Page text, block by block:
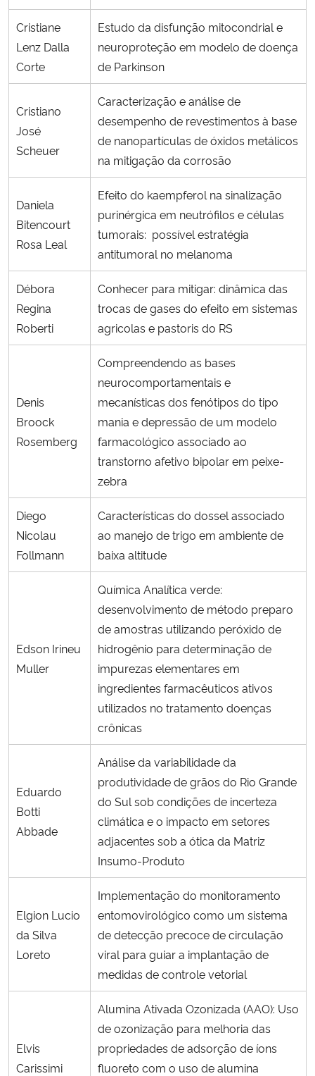
Cristiane
Lenz Dalla
Corte
Estudo da disfunção mitocondrial e
neuroproteção em modelo de doença
de Parkinson
Cristiano
José
Scheuer
Caracterização e análise de
desempenho de revestimentos à base
de nanopartículas de óxidos metálicos
na mitigação da corrosão
Daniela
Bitencourt
Rosa Leal
Efeito do kaempferol na sinalização
purinérgica em neutrófilos e células
tumorais: possível estratégia
antitumoral no melanoma
Débora
Regina
Roberti
Conhecer para mitigar: dinâmica das
trocas de gases do efeito em sistemas
agricolas e pastoris do RS
Denis
Broock
Rosemberg
Compreendendo as bases
neurocomportamentais e
mecanísticas dos fenótipos do tipo
mania e depressão de um modelo
farmacológico associado ao
transtorno afetivo bipolar em peixe-
zebra
Diego
Nicolau
Follmann
Características do dossel associado
ao manejo de trigo em ambiente de
baixa altitude
Edson Irineu
Muller
Química Analítica verde:
desenvolvimento de método preparo
de amostras utilizando peróxido de
hidrogênio para determinação de
impurezas elementares em
ingredientes farmacêuticos ativos
utilizados no tratamento doenças
crônicas
Eduardo
Botti
Abbade
Análise da variabilidade da
produtividade de grãos do Rio Grande
do Sul sob condições de incerteza
climática e o impacto em setores
adjacentes sob a ótica da Matriz
Insumo-Produto
Elgion Lucio
da Silva
Loreto
Implementação do monitoramento
entomovirológico como um sistema
de detecção precoce de circulação
viral para guiar a implantação de
medidas de controle vetorial
Elvis
Carissimi
Alumina Ativada Ozonizada (AAO): Uso
de ozonização para melhoria das
propriedades de adsorção de íons
fluoreto com o uso de alumina